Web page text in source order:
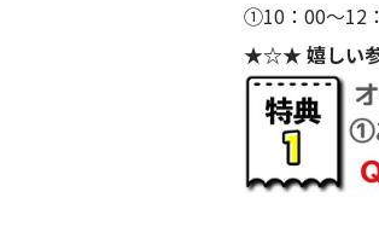
①10：00～12
★☆★ 嬉しい